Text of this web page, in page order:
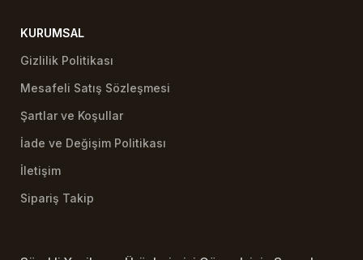
KURUMSAL
Gizlilik Politikası
Mesafeli Satış Sözleşmesi
Şartlar ve Koşullar
İade ve Değişim Politikası
İletişim
Sipariş Takip